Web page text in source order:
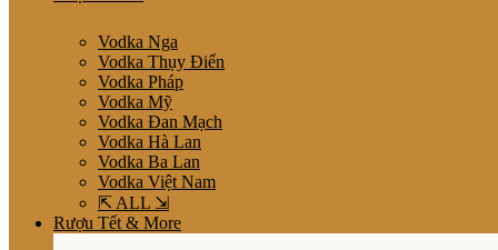
Vodka Nga
Vodka Thụy Điển
Vodka Pháp
Vodka Mỹ
Vodka Đan Mạch
Vodka Hà Lan
Vodka Ba Lan
Vodka Việt Nam
⇱ ALL ⇲
Rượu Tết & More